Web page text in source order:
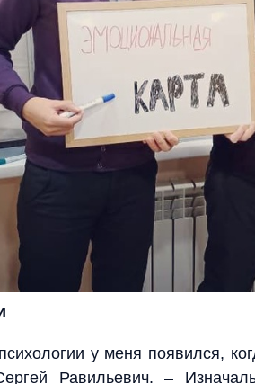
у меня появился,
Равильевич. –